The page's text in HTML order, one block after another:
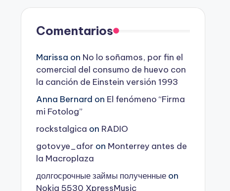
Comentarios
Marissa on No lo soñamos, por fin el
comercial del consumo de huevo con
la canción de Einstein versión 1993
Anna Bernard on El fenómeno “Firma
mi Fotolog”
rockstalgica on RADIO
gotovye_afor on Monterrey antes de
la Macroplaza
долгосрочные займы полученныеon
Nokia 5530 XpressMusic